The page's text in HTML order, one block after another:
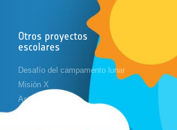
Otros proyectos
escolares
Desafío del campamento lunar
Misión X
Astropi